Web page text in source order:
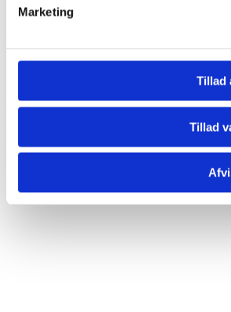
Marketing
Tillad
Tillad
Kontakt os i dag og lad os tage en
hårsituation. Vi fortæller om mulighederne,
bedst for dig.
info@billig-haartransplantation.dk